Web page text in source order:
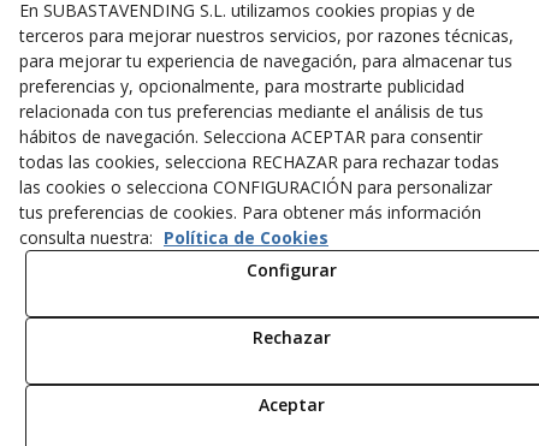
© 08/2026 SUBASTAVENDING SL - Todos los derechos
reservados.
Política de Privacidad Aviso Legal Política de Cookies
En SUBASTAVENDING S.L. utilizamos cookies propias y de
terceros para mejorar nuestros servicios, por razones técnicas,
para mejorar tu experiencia de navegación, para almacenar tus
preferencias y, opcionalmente, para mostrarte publicidad
relacionada con tus preferencias mediante el análisis de tus
hábitos de navegación. Selecciona ACEPTAR para consentir
todas las cookies, selecciona RECHAZAR para rechazar todas
las cookies o selecciona CONFIGURACIÓN para personalizar
tus preferencias de cookies. Para obtener más información
consulta nuestra: Política de Cookies
Configurar
Rechazar
Aceptar